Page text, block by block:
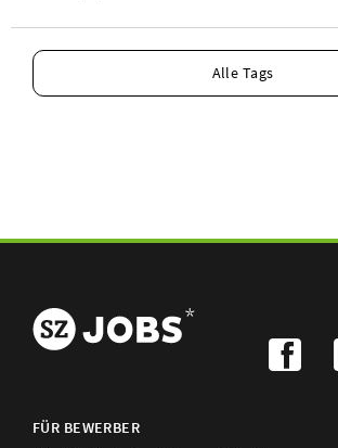
Alle Tags
FÜR BEWERBER